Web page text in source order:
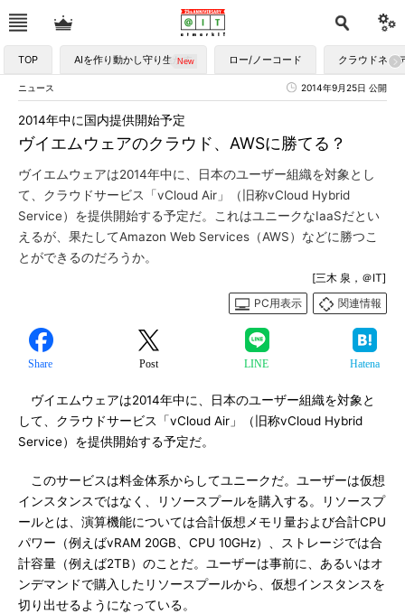
TOP AIを作り動かし守り生かす ロー/ノーコード クラウドネイ
ニュース 2014年9月25日 公開
ヴイエムウェアのクラウド、AWSに勝てる？
2014年中に国内提供開始予定
ヴイエムウェアは2014年中に、日本のユーザー組織を対象とし
て、クラウドサービス「vCloud Air」（旧称vCloud Hybrid
Service）を提供開始する予定だ。これはユニークなIaaSだとい
えるが、果たしてAmazon Web Services（AWS）などに勝つこ
とができるのだろうか。
[三木 泉，＠IT]
PC用表示
関連情報
Share Post LINE Hatena
ヴイエムウェアは2014年中に、日本のユーザー組織を対象と
して、クラウドサービス「vCloud Air」（旧称vCloud Hybrid
Service）を提供開始する予定だ。
このサービスは料金体系からしてユニークだ。ユーザーは仮想
インスタンスではなく、リソースプールを購入する。リソースプ
ールとは、演算機能については合計仮想メモリ量および合計CPU
パワー（例えばvRAM 20GB、CPU 10GHz）、ストレージでは合
計容量（例えば2TB）のことだ。ユーザーは事前に、あるいはオ
ンデマンドで購入したリソースプールから、仮想インスタンスを
切り出せるようになっている。